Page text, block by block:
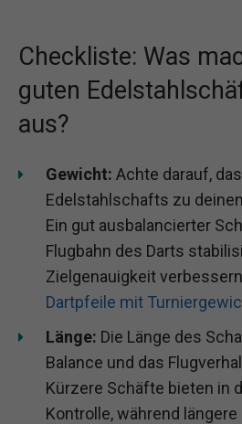
Checkliste: Was
guten
aus?
Gewicht: Achte darauf,
Edelstahlschafts zu
Ein gut ausbalancierter
Flugbahn des Darts
Zielgenauigkeit
Dartpfeile mit
Länge: Die Länge des
Balance und das
Kürzere Schäfte bieten in
Kontrolle, während